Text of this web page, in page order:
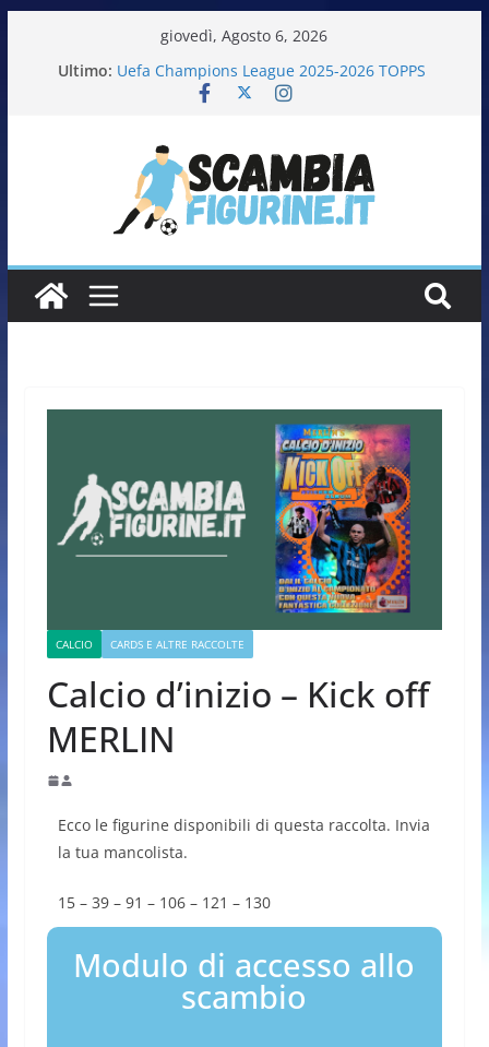
giovedì, Agosto 6, 2026
Ultimo: Uefa Champions League 2025-2026 TOPPS
Fifa World Cup 2026 PANINI
Calciatori Serie B BKT 2025-2026 PANINI
CALCIO CARDS E ALTRE RACCOLTE
Calcio d’inizio – Kick off
MERLIN
Ecco le figurine disponibili di questa raccolta. Invia
la tua mancolista.
15 – 39 – 91 – 106 – 121 – 130
Modulo di accesso allo
scambio